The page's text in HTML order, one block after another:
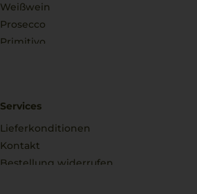
Weißwein
Prosecco
Primitivo
Services
Lieferkonditionen
Kontakt
Bestellung widerrufen